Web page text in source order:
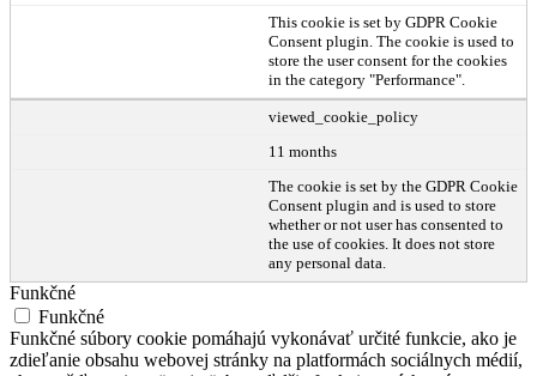
This cookie is set by GDPR Cookie
Consent plugin. The cookie is used to
store the user consent for the cookies
in the category "Performance".
viewed_cookie_policy
11 months
The cookie is set by the GDPR Cookie
Consent plugin and is used to store
whether or not user has consented to
the use of cookies. It does not store
any personal data.
Funkčné
Funkčné
Funkčné súbory cookie pomáhajú vykonávať určité funkcie, ako je
zdieľanie obsahu webovej stránky na platformách sociálnych médií,